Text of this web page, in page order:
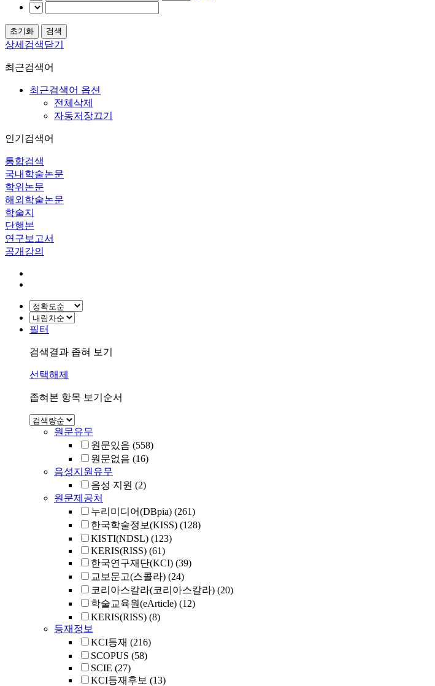
상세검색닫기
최근검색어
최근검색어 옵션
전체삭제
자동저장끄기
인기검색어
통합검색
국내학술논문
학위논문
해외학술논문
학술지
단행본
연구보고서
공개강의
필터
검색결과 좁혀 보기
선택해제
좁혀본 항목 보기순서
원문유무
원문있음 (558)
원문없음 (16)
음성지원유무
음성 지원 (2)
원문제공처
누리미디어(DBpia) (261)
한국학술정보(KISS) (128)
KISTI(NDSL) (123)
KERIS(RISS) (61)
한국연구재단(KCI) (39)
교보문고(스콜라) (24)
코리아스칼라(코리아스칼라) (20)
학술교육원(eArticle) (12)
KERIS(RISS) (8)
등재정보
KCI등재 (216)
SCOPUS (58)
SCIE (27)
KCI등재후보 (13)